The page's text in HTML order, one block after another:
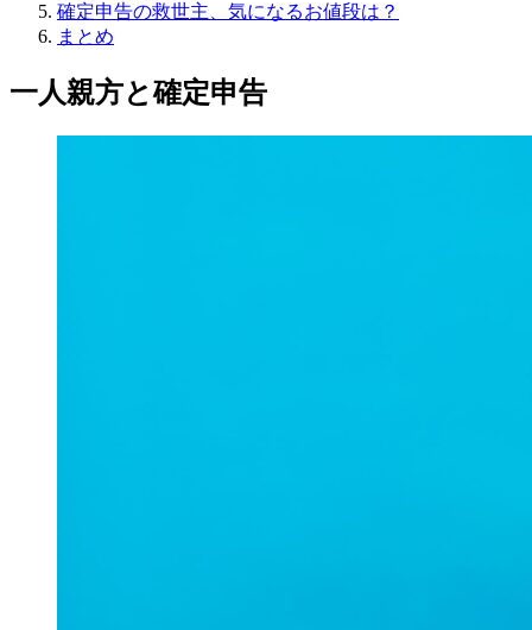
確定申告の救世主、気になるお値段は？
まとめ
一人親方と確定申告